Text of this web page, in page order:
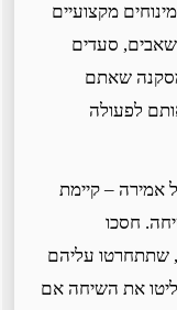
מקצועיים
סעדים
שאתם
לפעולה
אמירה – קיימת
חסכו
שתתחרטו עליהם
את השיחה אם